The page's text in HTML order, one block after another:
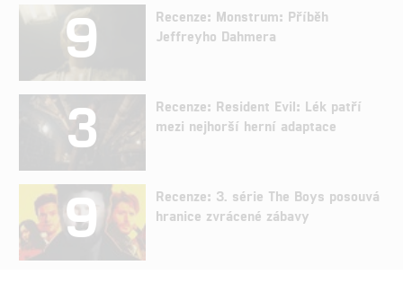
9
Recenze: Monstrum: Příběh
Jeffreyho Dahmera
3
Recenze: Resident Evil: Lék patří
mezi nejhorší herní adaptace
9
Recenze: 3. série The Boys posouvá
hranice zvrácené zábavy